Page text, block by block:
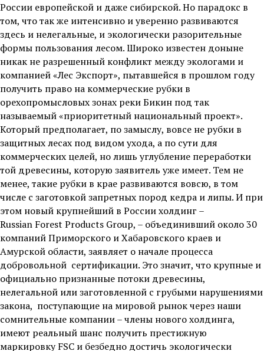
России европейской и даже сибирской. Но парадокс в
том, что так же интенсивно и уверенно развиваются
здесь и нелегальные, и экологически разорительные
формы пользования лесом. Широко известен доныне
никак не разрешенный конфликт между экологами и
компанией «Лес Экспорт», пытавшейся в прошлом году
получить право на коммерческие рубки в
орехопромысловых зонах реки Бикин под так
называемый «приоритетный национальный проект».
Который предполагает, по замыслу, вовсе не рубки в
защитных лесах под видом ухода, а по сути для
коммерческих целей, но лишь углубление переработки
той древесины, которую заявитель уже имеет. Тем не
менее, такие рубки в крае развиваются вовсю, в том
числе с заготовкой запретных пород кедра и липы. И при
этом новый крупнейший в России холдинг –
Russian Forest Products Group, – объединивший около 30
компаний Приморского и Хабаровского краев и
Амурской области, заявляет о начале процесса
добровольной сертификации. Это значит, что крупные и
официально признанные потоки древесины,
нелегальной или заготовленной с грубыми нарушениями
закона, поступающие на мировой рынок через наши
сомнительные компании – члены нового холдинга,
имеют реальный шанс получить престижную
маркировку FSC и безбедно достичь экологически